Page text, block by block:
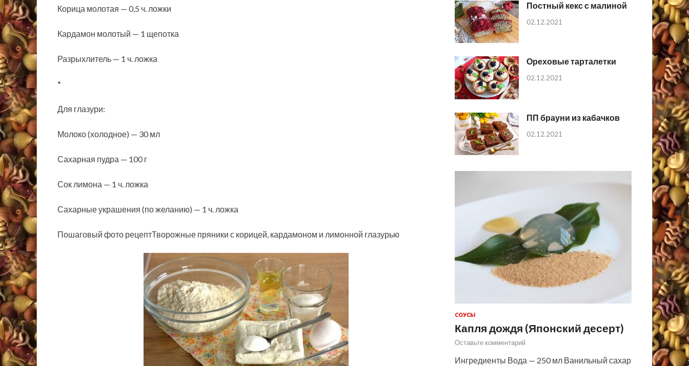
Корица молотая — 0,5 ч. ложки
Кардамон молотый — 1 щепотка
Разрыхлитель — 1 ч. ложка
*
Для глазури:
Молоко (холодное) — 30 мл
Сахарная пудра — 100 г
Сок лимона — 1 ч. ложка
Сахарные украшения (по желанию) — 1 ч. ложка
Пошаговый фото рецептТворожные пряники с корицей, кардамоном и лимонной глазурью
Постный кекс с малиной
02.12.2021
Ореховые тарталетки
02.12.2021
ПП брауни из кабачков
02.12.2021
СОУСЫ
Капля дождя (Японский десерт)
Оставьте комментарий
Ингредиенты Вода — 250 мл Ванильный сахар